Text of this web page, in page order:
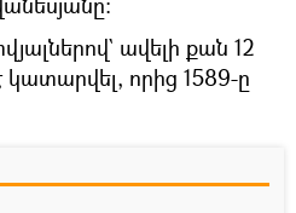
ավելի քան 12
որից 1589-ը